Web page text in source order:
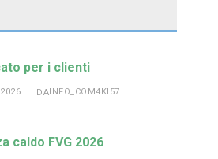
per i clienti
DAINFO_COM4KI57
caldo FVG 2026